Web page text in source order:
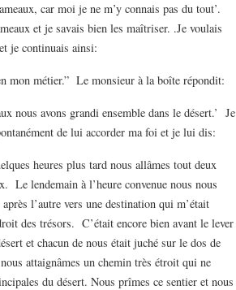
car moi je ne m’y connais pas du tout’.
et je savais bien les maîtriser. .Je voulais
je continuais ainsi:
métier.” Le monsieur à la boîte répondit:
avons grandi ensemble dans le désert.’ Je
de lui accorder ma foi et je lui dis:
heures plus tard nous allâmes tout deux
Le lendemain à l’heure convenue nous nous
l’autre vers une destination qui m’était
des trésors. C’était encore bien avant le lever
et chacun de nous était juché sur le dos de
attaignâmes un chemin très étroit qui ne
du désert. Nous prîmes ce sentier et nous